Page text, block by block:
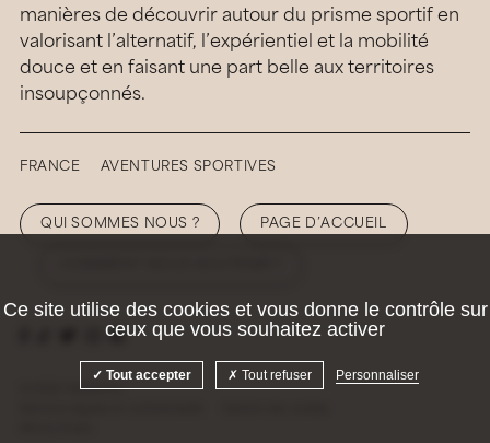
manières de découvrir autour du prisme sportif en
valorisant l’alternatif, l’expérientiel et la mobilité
douce et en faisant une part belle aux territoires
insoupçonnés.
FRANCE AVENTURES SPORTIVES
QUI SOMMES NOUS ? PAGE D’ACCUEIL
© 2026 Hellolaroux
Ce site utilise des cookies et vous donne le contrôle sur
ceux que vous souhaitez activer
Tout accepter Tout refuser Personnaliser